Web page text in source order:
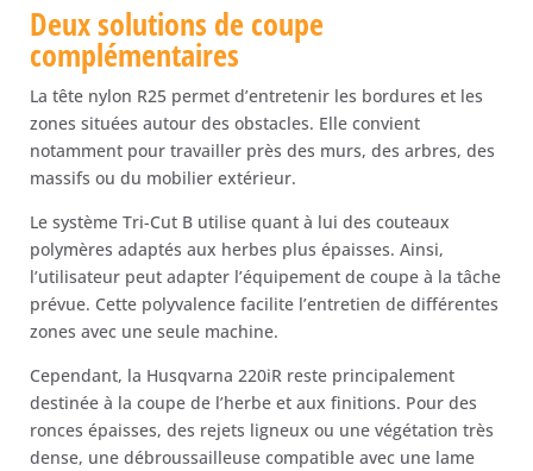
Deux solutions de coupe
complémentaires
La tête nylon R25 permet d’entretenir les bordures et les
zones situées autour des obstacles. Elle convient
notamment pour travailler près des murs, des arbres, des
massifs ou du mobilier extérieur.
Le système Tri-Cut B utilise quant à lui des couteaux
polymères adaptés aux herbes plus épaisses. Ainsi,
l’utilisateur peut adapter l’équipement de coupe à la tâche
prévue. Cette polyvalence facilite l’entretien de différentes
zones avec une seule machine.
Cependant, la Husqvarna 220iR reste principalement
destinée à la coupe de l’herbe et aux finitions. Pour des
ronces épaisses, des rejets ligneux ou une végétation très
dense, une débroussailleuse compatible avec une lame